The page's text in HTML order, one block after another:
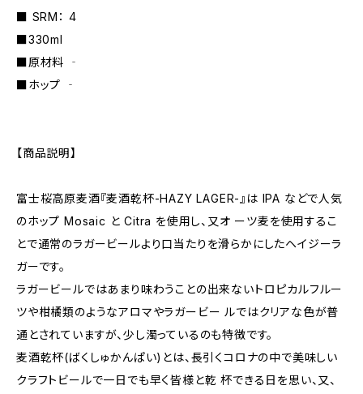
■ SRM： 4
■330ml
■原材料 ‐
■ホップ ‐
【商品説明】
富士桜高原麦酒『麦酒乾杯-HAZY LAGER-』は IPA などで人気
のホップ Mosaic と Citra を使用し、又オ ーツ麦を使用するこ
とで通常のラガービールより口当たりを滑らかにしたヘイジーラ
ガーです。
ラガービールではあまり味わうことの出来ないトロピカルフルー
ツや柑橘類のようなアロマやラガービー ルではクリアな色が普
通とされていますが、少し濁っているのも特徴です。
麦酒乾杯(ばくしゅかんぱい)とは、長引くコロナの中で美味しい
クラフトビールで一日でも早く皆様と乾 杯できる日を思い、又、